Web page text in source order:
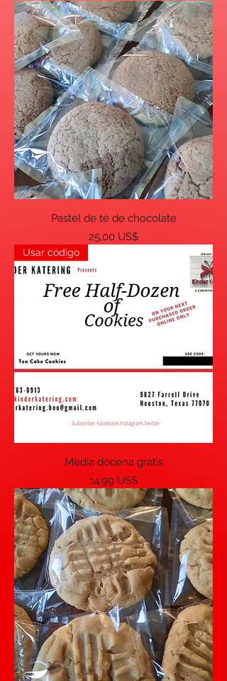
Pastel de té de chocolate
Precio
25,00 US$
Usar código
Media docena gratis
Precio
14,99 US$